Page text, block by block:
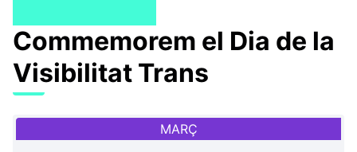
Commemorem el Dia de la
Visibilitat Trans
MARÇ